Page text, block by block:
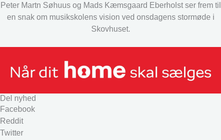
Peter Martn Søhuus og Mads Kæmsgaard Eberholst ser frem til
en snak om musikskolens vision ved onsdagens stormøde i
Skovhuset.
Del nyhed
Facebook
Reddit
Twitter